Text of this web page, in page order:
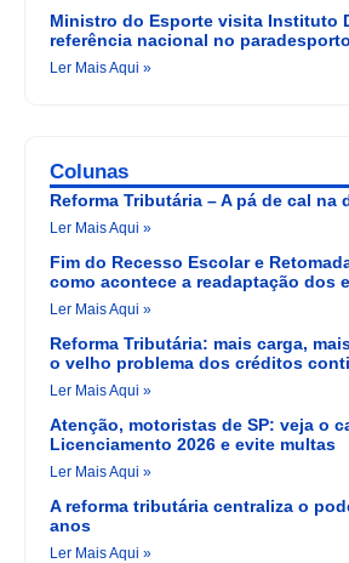
Ministro do Esporte visita Instituto
referência nacional no
Ler Mais Aqui »
Colunas
Reforma Tributária – A pá de cal na
Ler Mais Aqui »
Fim do Recesso Escolar e
como acontece a readaptação dos
Ler Mais Aqui »
Reforma Tributária: mais carga,
o velho problema dos créditos
Ler Mais Aqui »
Atenção, motoristas de SP: veja o
Licenciamento 2026 e evite multas
Ler Mais Aqui »
A reforma tributária centraliza o
anos
Ler Mais Aqui »